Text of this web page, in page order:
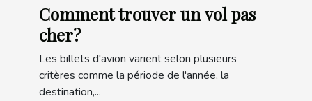
Comment trouver un vol pas
cher?
Les billets d'avion varient selon plusieurs
critères comme la période de l'année, la
destination,...